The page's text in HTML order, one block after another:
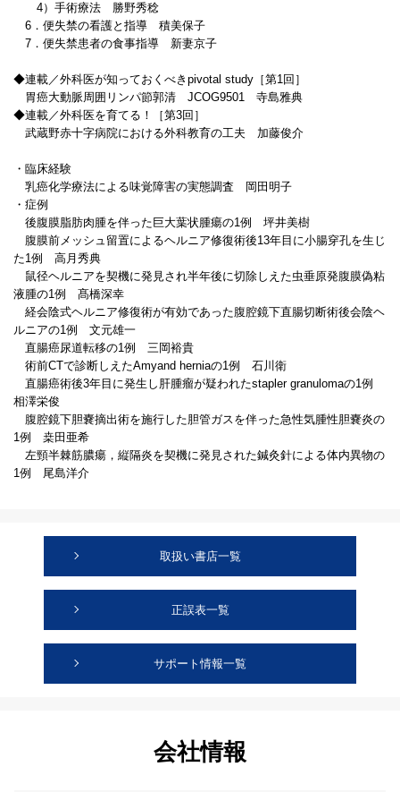
4）手術療法 勝野秀稔
6．便失禁の看護と指導 積美保子
7．便失禁患者の食事指導 新妻京子
◆連載／外科医が知っておくべきpivotal study［第1回］
胃癌大動脈周囲リンパ節郭清 JCOG9501 寺島雅典
◆連載／外科医を育てる！［第3回］
武蔵野赤十字病院における外科教育の工夫 加藤俊介
・臨床経験
乳癌化学療法による味覚障害の実態調査 岡田明子
・症例
後腹膜脂肪肉腫を伴った巨大葉状腫瘍の1例 坪井美樹
腹膜前メッシュ留置によるヘルニア修復術後13年目に小腸穿孔を生じ
た1例 高月秀典
鼠径ヘルニアを契機に発見され半年後に切除しえた虫垂原発腹膜偽粘
液腫の1例 髙橋深幸
経会陰式ヘルニア修復術が有効であった腹腔鏡下直腸切断術後会陰ヘ
ルニアの1例 文元雄一
直腸癌尿道転移の1例 三岡裕貴
術前CTで診断しえたAmyand herniaの1例 石川衛
直腸癌術後3年目に発生し肝腫瘤が疑われたstapler granulomaの1例
相澤栄俊
腹腔鏡下胆嚢摘出術を施行した胆管ガスを伴った急性気腫性胆嚢炎の
1例 桒田亜希
左頸半棘筋膿瘍，縦隔炎を契機に発見された鍼灸針による体内異物の
1例 尾島洋介
取扱い書店一覧
正誤表一覧
サポート情報一覧
会社情報